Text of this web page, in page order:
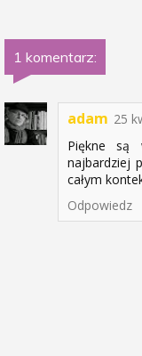
1 komentarz:
adam 25
Piękne są
najbardziej
całym
Odpowiedz